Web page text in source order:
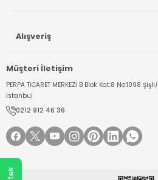
Müşteri İletişim
PERPA TİCARET MERKEZİ B Blok Kat:8 No:1098 Şişli/
İstanbul
0212 912 46 36
Alışveriş